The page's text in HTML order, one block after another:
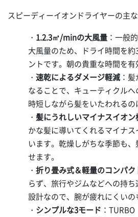
スピーディーイオンドライヤーの主
・ 1.2.3㎥/minの大風量 ：一般
大風量のため、ドライ時間を
ントです。朝の貴重な時間を有
・ 速乾によるダメージ軽減：髪
なることで、キューティクルへ
時短しながら髪をいたわれるの
・ 髪にうれしいマイナスイオン
かな髪に導いてくれるマイナ
います。乾燥しがちな季節も
せます。
・ 折り畳み式＆軽量のコンパク
らず、旅行やジムなどへの持
設計なので、腕が疲れにくいの
・ シンプルな3モード ：